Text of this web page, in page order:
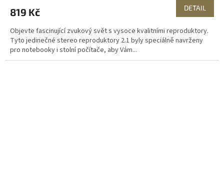
819 Kč DETAIL
Objevte fascinující zvukový svět s vysoce kvalitními reproduktory.
Tyto jedinečné stereo reproduktory 2.1 byly speciálně navrženy
pro notebooky i stolní počítače, aby Vám...